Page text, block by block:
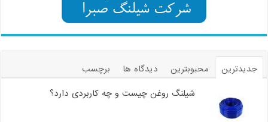
جدیدترین محبوبترین دیدگاه ها
برچسب
شیلنگ روغن چیست و چه کاربردی دارد؟